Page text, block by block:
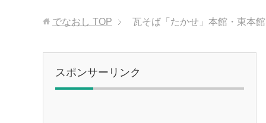
でなおし TOP 瓦そば「たかせ」本館・東本
スポンサーリンク